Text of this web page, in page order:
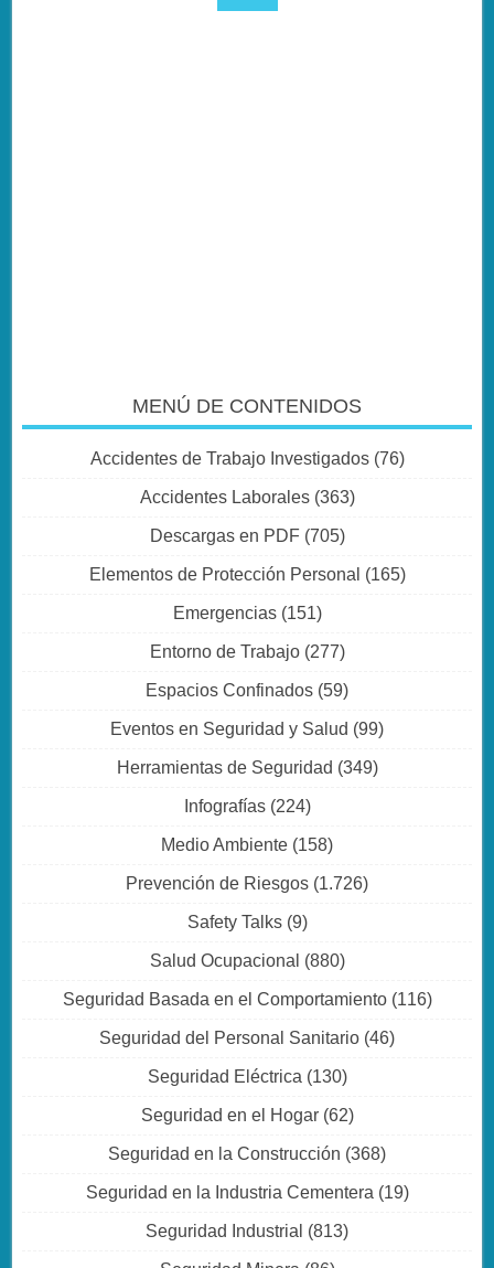
MENÚ DE CONTENIDOS
Accidentes de Trabajo Investigados(76)
Accidentes Laborales(363)
Descargas en PDF(705)
Elementos de Protección Personal (165)
Emergencias(151)
Entorno de Trabajo(277)
Espacios Confinados (59)
Eventos en Seguridad y Salud (99)
Herramientas de Seguridad (349)
Infografías(224)
Medio Ambiente (158)
Prevención de Riesgos (1.726)
Safety Talks(9)
Salud Ocupacional (880)
Seguridad Basada en el Comportamiento(116)
Seguridad del Personal Sanitario (46)
Seguridad Eléctrica (130)
Seguridad en el Hogar(62)
Seguridad en la Construcción (368)
Seguridad en la Industria Cementera (19)
Seguridad Industrial (813)